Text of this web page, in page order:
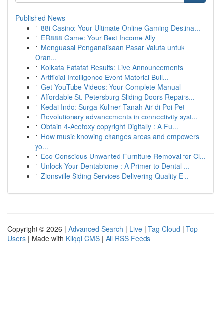
Published News
1 88i Casino: Your Ultimate Online Gaming Destina...
1 ER888 Game: Your Best Income Ally
1 Menguasai Penganalisaan Pasar Valuta untuk
Oran...
1 Kolkata Fatafat Results: Live Announcements
1 Artificial Intelligence Event Material Buil...
1 Get YouTube Videos: Your Complete Manual
1 Affordable St. Petersburg Sliding Doors Repairs...
1 Kedai Indo: Surga Kuliner Tanah Air di Poi Pet
1 Revolutionary advancements in connectivity syst...
1 Obtain 4-Acetoxy copyright Digitally : A Fu...
1 How music knowing changes areas and empowers
yo...
1 Eco Conscious Unwanted Furniture Removal for Cl...
1 Unlock Your Dentabiome : A Primer to Dental ...
1 Zionsville Siding Services Delivering Quality E...
Copyright © 2026 | Advanced Search | Live | Tag Cloud | Top
Users | Made with Kliqqi CMS | All RSS Feeds